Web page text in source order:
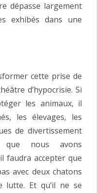
dépasse largement
exhibés dans une
cette prise de
d’hypocrisie. Si
les animaux, il
les élevages, les
de divertissement
que nous avons
faudra accepter que
avec deux chatons
lutte. Et qu’il ne se